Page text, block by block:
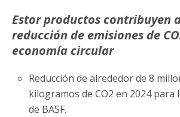
Estor productos contribuyen
reducción de emisiones de
economía circular
Reducción de alrededor de 8
kilogramos de CO2 en 2024 para
de BASF.